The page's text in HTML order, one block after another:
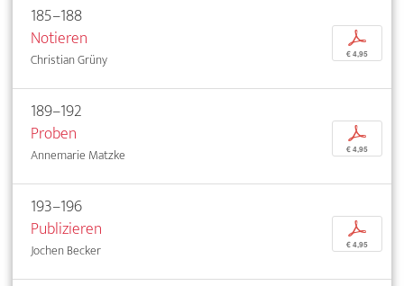
185–188
Notieren
Christian Grüny
p
€ 4,95
189–192
Proben
Annemarie Matzke
p
€ 4,95
193–196
Publizieren
Jochen Becker
p
€ 4,95